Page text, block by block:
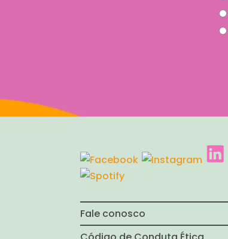
Fale conosco